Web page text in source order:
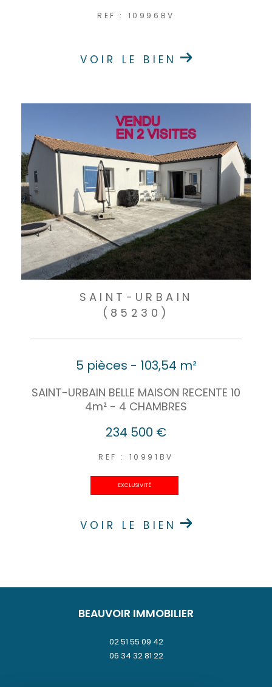
REF : 10996BV
VOIR LE BIEN
SAINT-URBAIN
(85230)
5 pièces - 103,54 m²
SAINT-URBAIN BELLE MAISON RECENTE 10
4m² - 4 CHAMBRES
234 500 €
REF : 10991BV
EXCLUSIVITÉ
VOIR LE BIEN
BEAUVOIR IMMOBILIER
02 51 55 09 42
06 34 32 81 22